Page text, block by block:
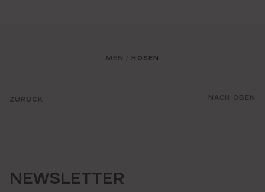
ZURÜCK
MEN HOSEN
NACH OBEN
NEWSLETTER